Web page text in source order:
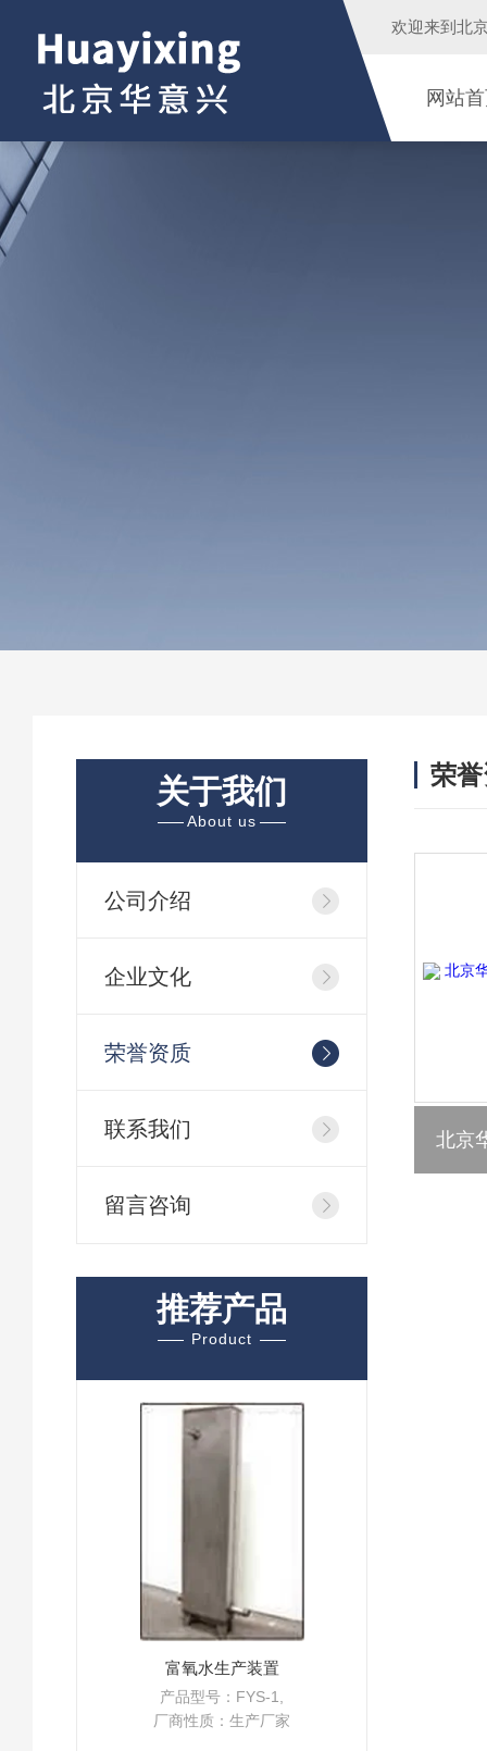
欢迎来到 北
网站
关于我们
About us
公司介绍
企业文化
荣誉资质
联系我们
留言咨询
推荐产品
Product
富氧水生产装置
产品型号：FYS-1,
厂商性质：生产厂家
荣